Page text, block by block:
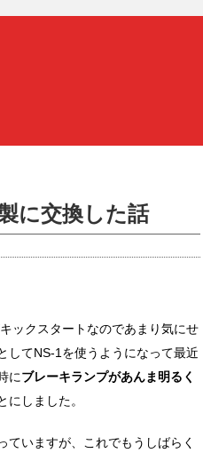
に交換した話
ックスタートなのであまり気にせ
してNS-1を使うようになって最近
にブレーキランプがあんま明るく
しました。
いますが、これでもうしばらく